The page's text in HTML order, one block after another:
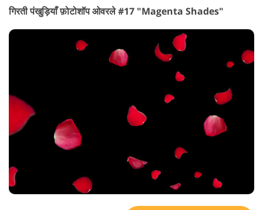
गिरती पंखुड़ियाँ फ़ोटोशॉप ओवरले #17 "Magenta Shades"